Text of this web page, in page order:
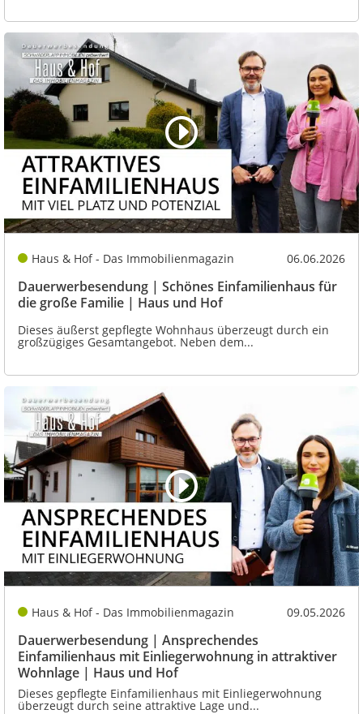
Haus & Hof - Das Immobilienmagazin 06.06.2026
Dauerwerbesendung | Schönes Einfamilienhaus für
die große Familie | Haus und Hof
Dieses äußerst gepflegte Wohnhaus überzeugt durch ein
großzügiges Gesamtangebot. Neben dem...
Haus & Hof - Das Immobilienmagazin 09.05.2026
Dauerwerbesendung | Ansprechendes
Einfamilienhaus mit Einliegerwohnung in attraktiver
Wohnlage | Haus und Hof
Dieses gepflegte Einfamilienhaus mit Einliegerwohnung
überzeugt durch seine attraktive Lage und...